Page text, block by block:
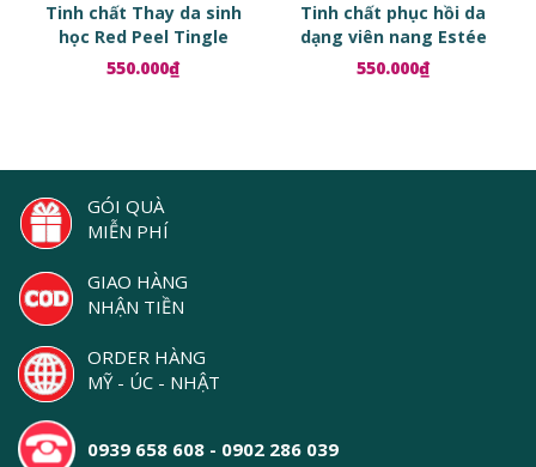
Tinh chất Thay da sinh
học Red Peel Tingle
Serum
550.000₫
Tinh chất phục hồi da
dạng viên nang Estée
Lauder Advanced Night
Repair Ampoules
550.000₫
GÓI QUÀ
MIỄN PHÍ
GIAO HÀNG
NHẬN TIỀN
ORDER HÀNG
MỸ - ÚC - NHẬT
0939 658 608 - 0902 286 039